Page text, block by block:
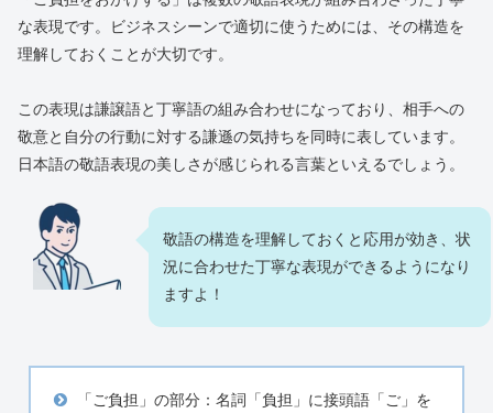
な表現です。ビジネスシーンで適切に使うためには、その構造を
理解しておくことが大切です。
この表現は謙譲語と丁寧語の組み合わせになっており、相手への
敬意と自分の行動に対する謙遜の気持ちを同時に表しています。
日本語の敬語表現の美しさが感じられる言葉といえるでしょう。
敬語の構造を理解しておくと応用が効き、状
況に合わせた丁寧な表現ができるようになり
ますよ！
「ご負担」の部分：名詞「負担」に接頭語「ご」を